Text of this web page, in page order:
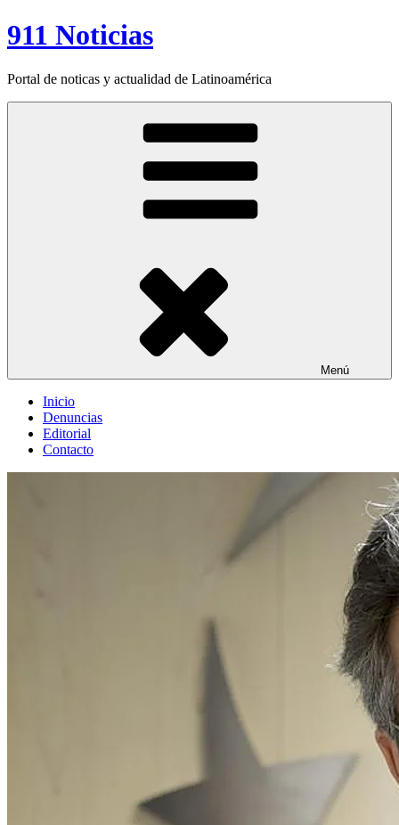
Saltar
al
911 Noticias
Portal de noticas y actualidad de Latinoamérica
Menú
Inicio
Denuncias
Editorial
Contacto